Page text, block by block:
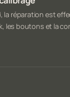
la réparation est
les boutons et la